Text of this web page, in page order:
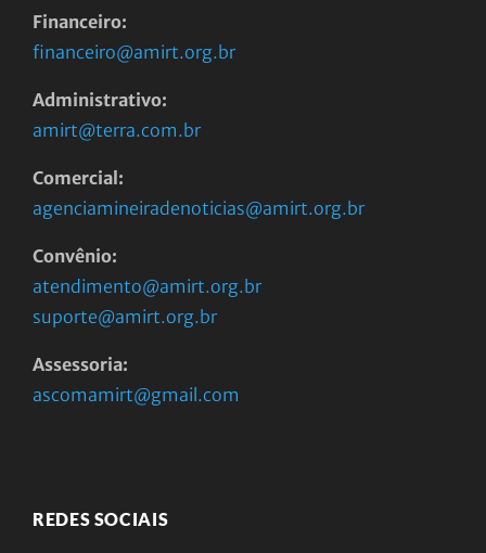
Financeiro:
financeiro@amirt.org.br
Administrativo:
amirt@terra.com.br
Comercial:
agenciamineiradenoticias@amirt.org.br
Convênio:
atendimento@amirt.org.br
suporte@amirt.org.br
Assessoria:
ascomamirt@gmail.com
REDES SOCIAIS